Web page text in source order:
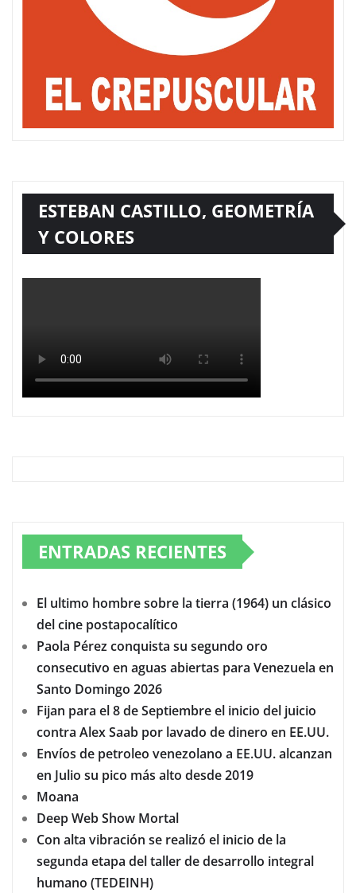
ESTEBAN CASTILLO, GEOMETRÍA
Y COLORES
ENTRADAS RECIENTES
El ultimo hombre sobre la tierra (1964) un clásico
del cine postapocalítico
Paola Pérez conquista su segundo oro
consecutivo en aguas abiertas para Venezuela en
Santo Domingo 2026
Fijan para el 8 de Septiembre el inicio del juicio
contra Alex Saab por lavado de dinero en EE.UU.
Envíos de petroleo venezolano a EE.UU. alcanzan
en Julio su pico más alto desde 2019
Moana
Deep Web Show Mortal
Con alta vibración se realizó el inicio de la
segunda etapa del taller de desarrollo integral
humano (TEDEINH)